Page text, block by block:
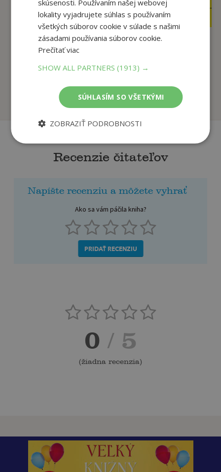
13,95
13 €
Pokemon: Evolutions
Guide
U dodávateľa
Encyclopedia:
Updated and Exp...
U dodávateľa
Recenzie čitateľov
Napíšte recenziu a môžete vyhrať
Ako sa vám páčila kniha?
PRIDAŤ RECENZIU
0 / 5
(žiadna recenzia)
skúsenosti. Používaním našej webovej
lokality vyjadrujete súhlas s používaním
všetkých súborov cookie v súlade s našimi
zásadami používania súborov cookie.
Prečítať viac
SHOW ALL PARTNERS(1913) →
SÚHLASÍM SO VŠETKÝMI
ZOBRAZIŤ PODROBNOSTI